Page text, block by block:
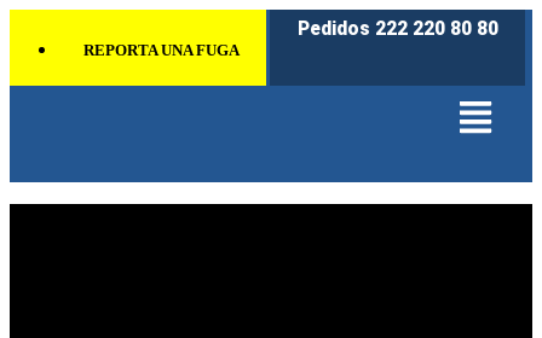
REPORTA UNA FUGA
Pedidos 222 220 80 80